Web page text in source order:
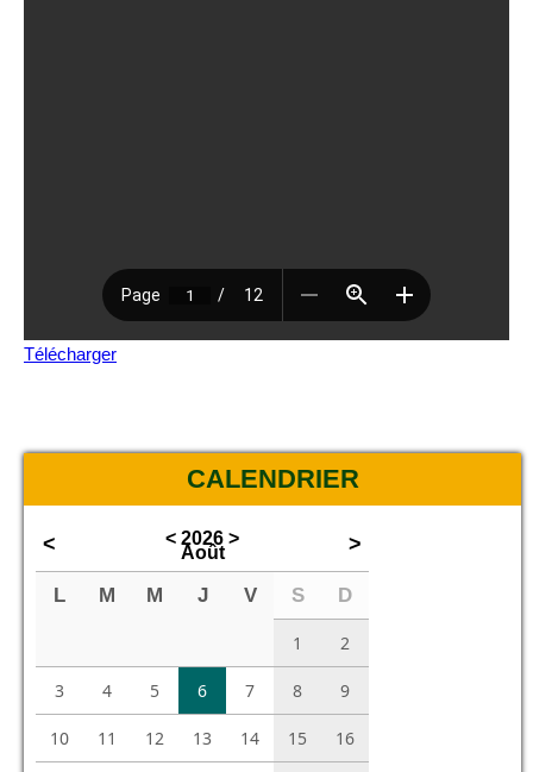
Télécharger
CALENDRIER
< < 2026 >
Août >
L M M J V S D
1 2
3 4 5 6 7 8 9
10 11 12 13 14 15 16